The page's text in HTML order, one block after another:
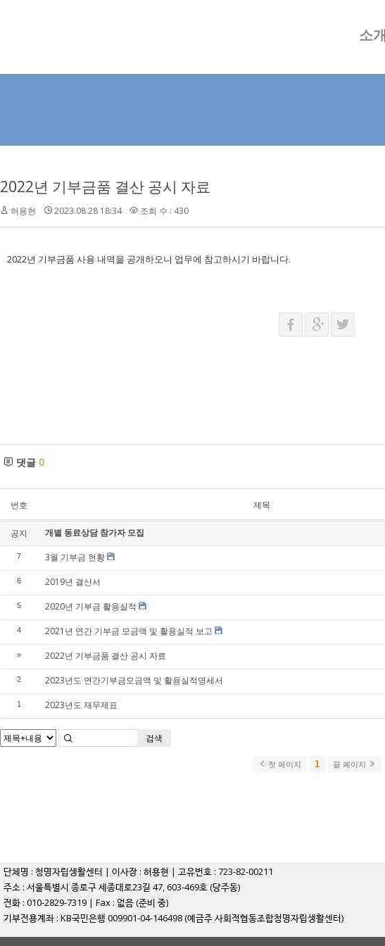
소개
2022년 기부금품 결산 공시 자료
허용현 2023.08.28 18:34 조회 수 : 430
2022년 기부금품 사용 내역을 공개하오니 업무에 참고하시기 바랍니다.
댓글 0
번호 제목
공지 개별 동료상담 참가자 모집
7 3월 기부금 현황
6 2019년 결산서
5 2020년 기부금 활용실적
4 2021년 연간 기부금 모금액 및 활용실적 보고
» 2022년 기부금품 결산 공시 자료
2 2023년도 연간기부금모금액 및 활용실적명세서
1 2023년도 재무제표
검색
첫 페이지 1 끝 페이지
단체명 : 청명자립생활센터 | 이사장 : 허용현 | 고유번호 : 723-82-00211
주소 : 서울특별시 종로구 세종대로23길 47, 603-469호 (당주동)
전화 : 010-2829-7319 | Fax : 없음 (준비 중)
기부전용계좌 : KB국민은행 009901-04-146498 (예금주 사회적협동조합청명자립생활센터)